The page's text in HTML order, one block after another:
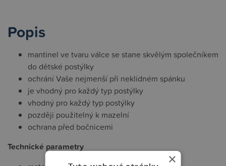
Popis
mantinel ve tvaru válce se stane skvělým společníkem
do dětské postýlky
ochrání Vaše nejmenší při neklidném spánku
je vhodný pro každý typ postýlky
vhodný pro každý typ postýlky
později použitelný k mazelní
ochrana před bočnicemi
Technické parametry
×